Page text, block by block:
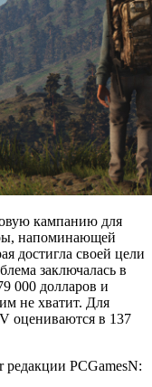
кампанию для
напоминающей
достигла своей цели
заключалась в
000 долларов и
не хватит. Для
оцениваются в 137
редакции PCGamesN: